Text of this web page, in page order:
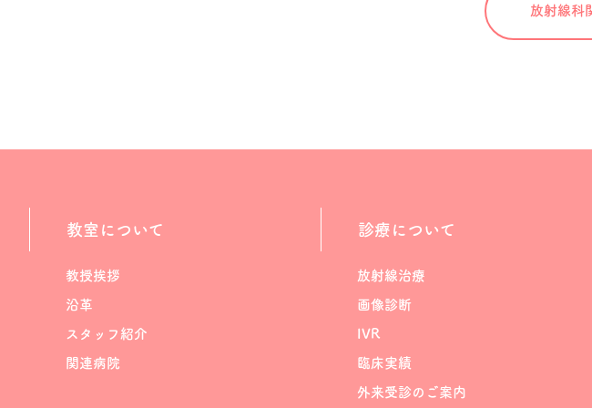
放射線科
教室について
教授挨拶
沿革
スタッフ紹介
関連病院
診療について
放射線治療
画像診断
IVR
臨床実績
外来受診のご案内